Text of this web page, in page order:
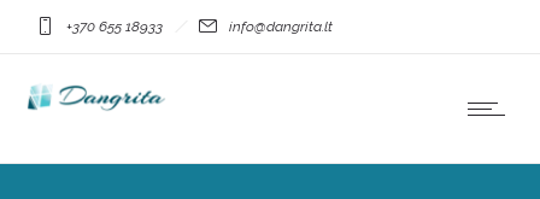
+370 655 18933 info@dangrita.lt